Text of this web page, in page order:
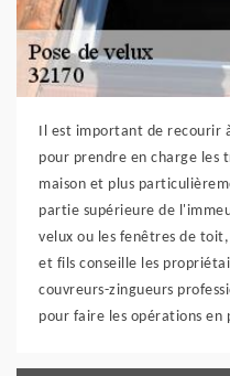
Il est important de recourir
pour prendre en charge les
maison et plus
partie supérieure de
velux ou les fenêtres de
et fils conseille les
couvreurs-zingueurs
pour faire les opérations en